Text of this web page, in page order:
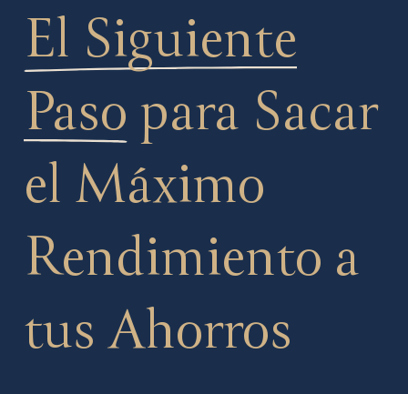
El Siguiente
Paso para Sacar
el Máximo
Rendimiento a
tus Ahorros